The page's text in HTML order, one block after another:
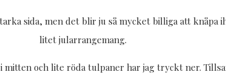
sida, men det blir ju så mycket billiga att knåpa
litet jularrangemang.
och lite röda tulpaner har jag tryckt ner.